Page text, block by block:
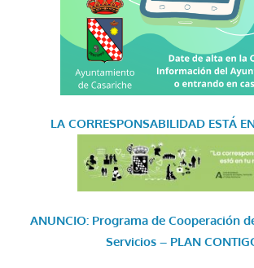
LA CORRESPONSABILIDAD ESTÁ
ANUNCIO: Programa de Cooperación
Servicios – PLAN